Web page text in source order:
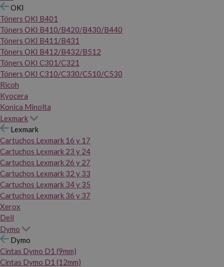
OKI
Tóners OKI B401
Tóners OKI B410/B420/B430/B440
Tóners OKI B411/B431
Tóners OKI B412/B432/B512
Tóners OKI C301/C321
Tóners OKI C310/C330/C510/C530
Ricoh
Kyocera
Konica Minolta
Lexmark
Lexmark
Cartuchos Lexmark 16 y 17
Cartuchos Lexmark 23 y 24
Cartuchos Lexmark 26 y 27
Cartuchos Lexmark 32 y 33
Cartuchos Lexmark 34 y 35
Cartuchos Lexmark 36 y 37
Xerox
Dell
Dymo
Dymo
Cintas Dymo D1 (9mm)
Cintas Dymo D1 (12mm)